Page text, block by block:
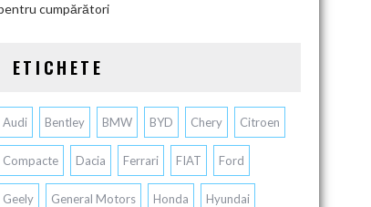
cumpărători
ETICHETE
Audi Bentley BMW BYD Chery Citroen
Compacte Dacia Ferrari FIAT Ford
Geely General Motors Honda Hyundai